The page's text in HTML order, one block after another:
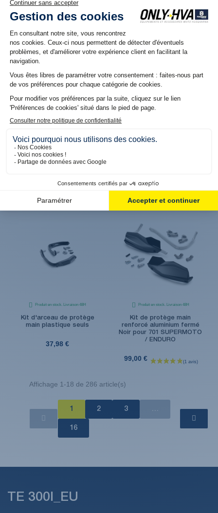
Husqvarna FC/TC et FE/TE
65,04 € 65,04 €
Produit en stock. Livraison 48H
Arceaux de protège main
plastique Noir seuls
Produit en stock. Livraison 48H
449,04 €
Produit en stock. Livraison 48H
Kit d'arceau de protège
main plastique seuls
37,98 €
Produit en stock. Livraison 48H
Kit de protège main
renforcé aluminium fermé
Noir pour 701 SUPERMOTO
/ ENDURO
99,00 €
Affichage 1-18 de 286 article(s)
1 2 3
16
TE 300I_EU